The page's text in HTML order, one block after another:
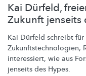
Kai Dürfeld,
Zukunft jenseits
Kai Dürfeld schreibt für
Zukunftstechnologien,
interessiert, wie aus
jenseits des Hypes.